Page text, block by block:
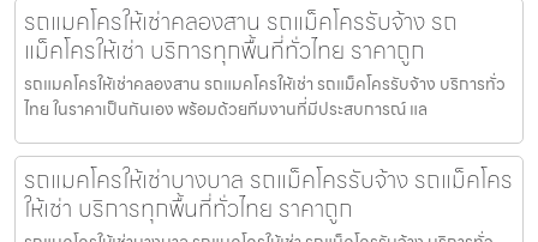
รถแมคโครให้เช่าคลองสาน รถแม็คโครรับจ้าง รถ
แม็คโครให้เช่า บริการทุกพื้นที่ทั่วไทย ราคาถูก
รถแมคโครให้เช่าคลองสาน รถแมคโครให้เช่า รถแม็คโครรับจ้าง บริการทั่ว
ไทย ในราคาเป็นกันเอง พร้อมด้วยทีมงานที่มีประสบการณ์ แล
รถแมคโครให้เช่าบางบาล รถแม็คโครรับจ้าง รถแม็คโคร
ให้เช่า บริการทุกพื้นที่ทั่วไทย ราคาถูก